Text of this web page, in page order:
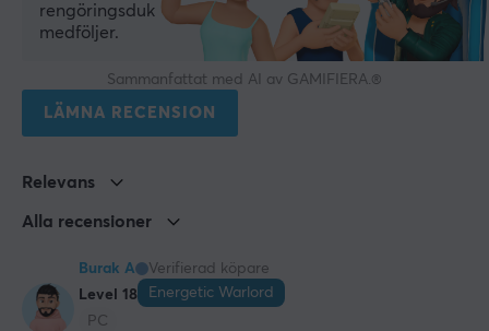
rengöringsduk
medföljer.
Sammanfattat med AI av GAMIFIERA.®
LÄMNA RECENSION
Relevans
Alla recensioner
Burak A
Verifierad köpare
Level 18
Energetic Warlord
PC